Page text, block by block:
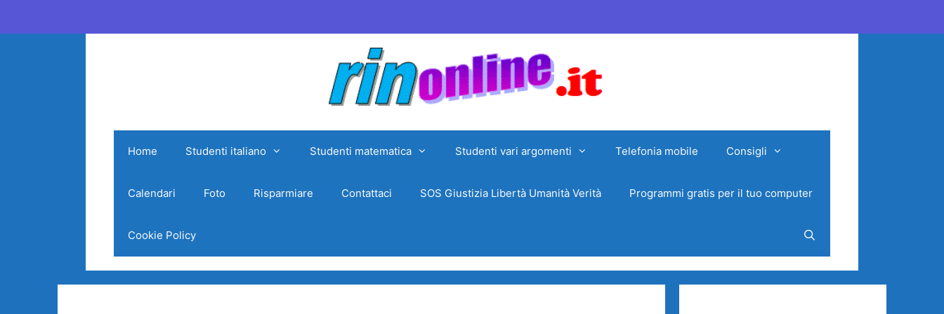
al
Home Studenti italiano Studenti matematica Studenti vari argomenti Telefonia mobile Consigli
Calendari Foto Risparmiare Contattaci SOS Giustizia Libertà Umanità Verità Programmi gratis per il tuo computer
Cookie Policy